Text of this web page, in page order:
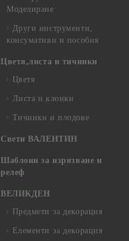
Моделиране
Други инструменти,
консумативи и пособия
Цветя,листа и тичинки
Цветя
Листа и клонки
Тичинки и плодове
Свети ВАЛЕНТИН
Шаблони за изрязване и
релеф
ВЕЛИКДЕН
Предмети за декорация
Елементи за декорация